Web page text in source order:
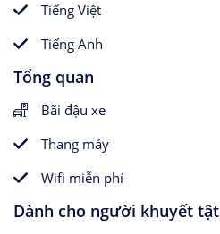
Tiếng Việt
Tiếng Anh
Tổng quan
Bãi đậu xe
Thang máy
Wifi miễn phí
Dành cho người khuyết tật